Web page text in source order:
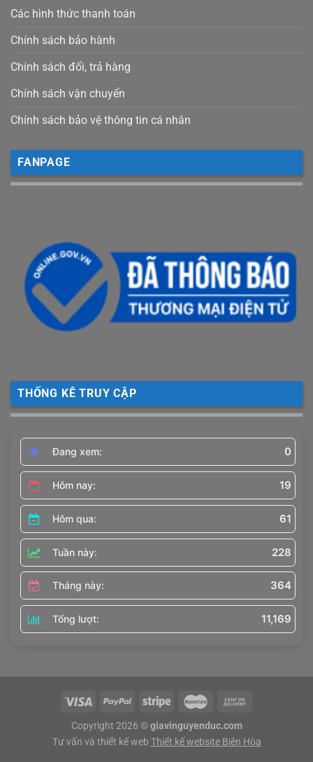
Các hình thức thanh toán
Chính sách bảo hành
Chính sách đổi, trả hàng
Chính sách vận chuyển
Chính sách bảo vệ thông tin cá nhân
FANPAGE
THỐNG KÊ TRUY CẬP
Đang xem: 0
Hôm nay: 19
Hôm qua: 61
Tuần này: 228
Tháng này: 364
Tổng lượt: 11,169
Copyright 2026 © giavinguyenduc.com
Tư vấn và thiết kế web Thiết kế website Biên Hòa